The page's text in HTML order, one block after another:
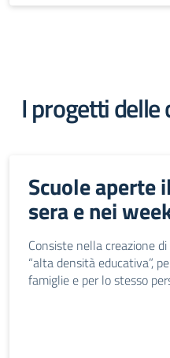
I progetti delle
Scuole aperte
sera e nei
Consiste nella creazione
“alta densità educativa”,
famiglie e per lo stesso